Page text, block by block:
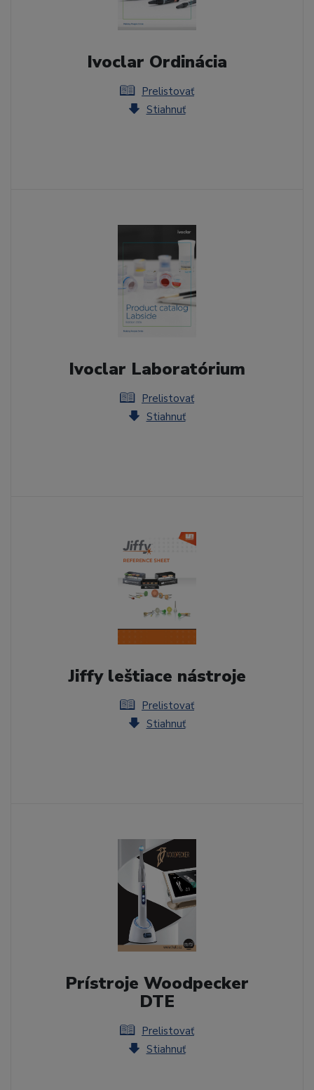
Ivoclar Ordinácia
Prelistovať
Stiahnuť
Ivoclar Laboratórium
Prelistovať
Stiahnuť
Jiffy leštiace nástroje
Prelistovať
Stiahnuť
Prístroje Woodpecker
DTE
Prelistovať
Stiahnuť